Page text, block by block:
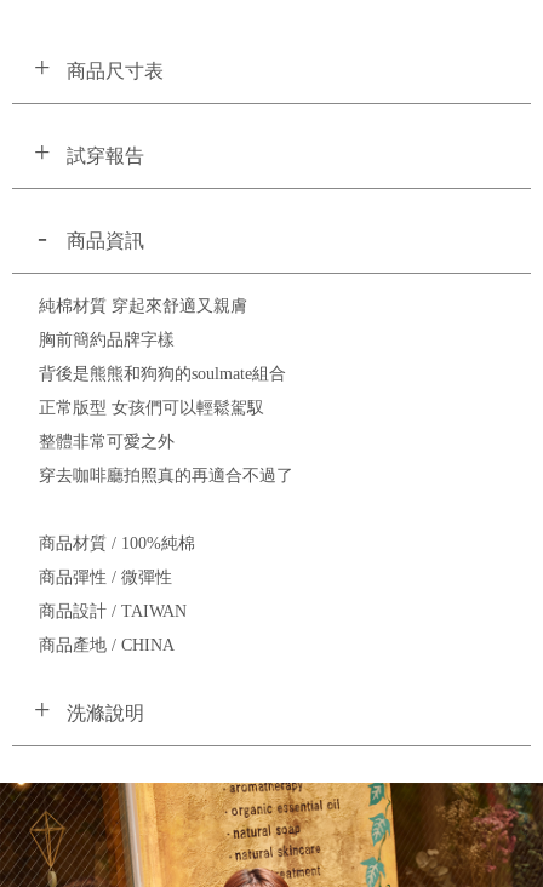
商品尺寸表
試穿報告
商品資訊
純棉材質 穿起來舒適又親膚
胸前簡約品牌字樣
背後是熊熊和狗狗的soulmate組合
正常版型 女孩們可以輕鬆駕馭
整體非常可愛之外
穿去咖啡廳拍照真的再適合不過了
商品材質 / 100%純棉
商品彈性 / 微彈性
商品設計 / TAIWAN
商品產地 / CHINA
洗滌說明